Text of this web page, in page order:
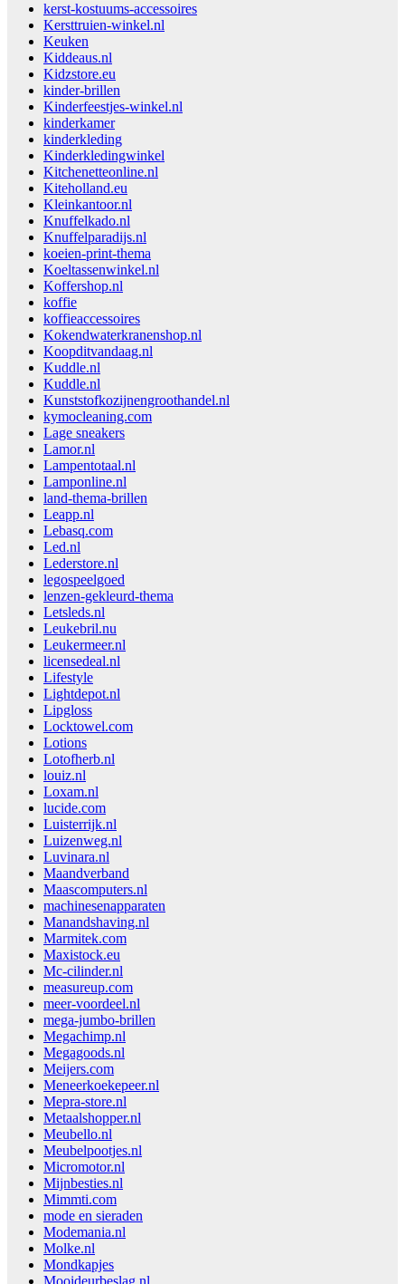
kerst-kostuums-accessoires
Kersttruien-winkel.nl
Keuken
Kiddeaus.nl
Kidzstore.eu
kinder-brillen
Kinderfeestjes-winkel.nl
kinderkamer
kinderkleding
Kinderkledingwinkel
Kitchenetteonline.nl
Kiteholland.eu
Kleinkantoor.nl
Knuffelkado.nl
Knuffelparadijs.nl
koeien-print-thema
Koeltassenwinkel.nl
Koffershop.nl
koffie
koffieaccessoires
Kokendwaterkranenshop.nl
Koopditvandaag.nl
Kuddle.nl
Kuddle.nl
Kunststofkozijnengroothandel.nl
kymocleaning.com
Lage sneakers
Lamor.nl
Lampentotaal.nl
Lamponline.nl
land-thema-brillen
Leapp.nl
Lebasq.com
Led.nl
Lederstore.nl
legospeelgoed
lenzen-gekleurd-thema
Letsleds.nl
Leukebril.nu
Leukermeer.nl
licensedeal.nl
Lifestyle
Lightdepot.nl
Lipgloss
Locktowel.com
Lotions
Lotofherb.nl
louiz.nl
Loxam.nl
lucide.com
Luisterrijk.nl
Luizenweg.nl
Luvinara.nl
Maandverband
Maascomputers.nl
machinesenapparaten
Manandshaving.nl
Marmitek.com
Maxistock.eu
Mc-cilinder.nl
measureup.com
meer-voordeel.nl
mega-jumbo-brillen
Megachimp.nl
Megagoods.nl
Meijers.com
Meneerkoekepeer.nl
Mepra-store.nl
Metaalshopper.nl
Meubello.nl
Meubelpootjes.nl
Micromotor.nl
Mijnbesties.nl
Mimmti.com
mode en sieraden
Modemania.nl
Molke.nl
Mondkapjes
Mooideurbeslag.nl